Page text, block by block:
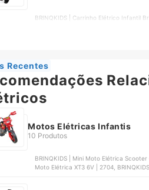
BRINQKIDS | Carrinho Elétrico Infantil
BrinqKids | BTTGY5BD3, BANG TOYS
Recentes
Motos Elétricas Infantis
10 Produtos
BRINQKIDS | Mini Moto Elétrica Scooter 6V | 35,
Moto Elétrica XT3 6V | 2704,